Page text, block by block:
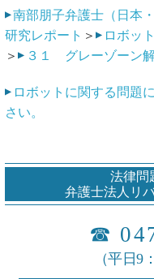
南部朋子弁護士（日本
研究レポート ＞
ロボッ
＞
３１ グレーゾーン
ロボットに関する問題
さい。
法律問
弁護士法人リ
☎
（平日9